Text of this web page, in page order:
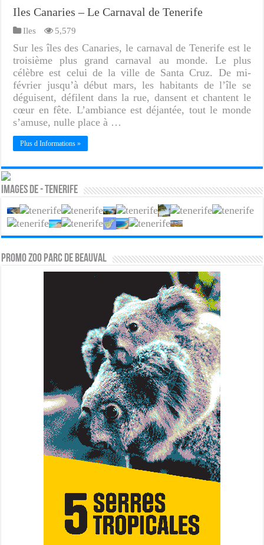
Iles Canaries – Le Carnaval de Tenerife
Iles 5,579
Sur les îles des Canaries, le carnaval de Tenerife est le
troisième plus grand carnaval au monde. Le plus
célèbre est celui de la ville de Santa Cruz. De mi-
février jusqu’à début mars, les habitants de l’île se
déguisent, défilent dans la rue, dansent et chantent le
cœur en fête. L’ambiance est déjantée, tout le monde
s’amuse, nulle place à …
Plus d Informations »
Images de - Tenerife
PROMO ZOO PARC DE BEAUVAL